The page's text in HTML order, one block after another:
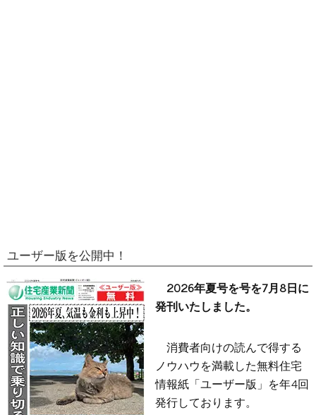
ユーザー版を公開中！
2026年夏号を号を7月8日に
発刊いたしました。
消費者向けの読んで得する
ノウハウを満載した無料住宅
情報紙「ユーザー版」を年4回
発行しております。